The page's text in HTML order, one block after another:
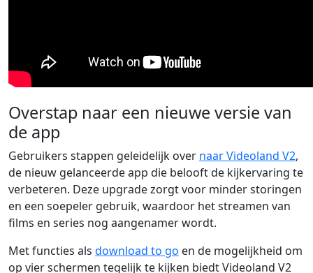
Overstap naar een nieuwe versie van
de app
Gebruikers stappen geleidelijk over naar Videoland V2,
de nieuw gelanceerde app die belooft de kijkervaring te
verbeteren. Deze upgrade zorgt voor minder storingen
en een soepeler gebruik, waardoor het streamen van
films en series nog aangenamer wordt.
Met functies als download to go en de mogelijkheid om
op vier schermen tegelijk te kijken biedt Videoland V2